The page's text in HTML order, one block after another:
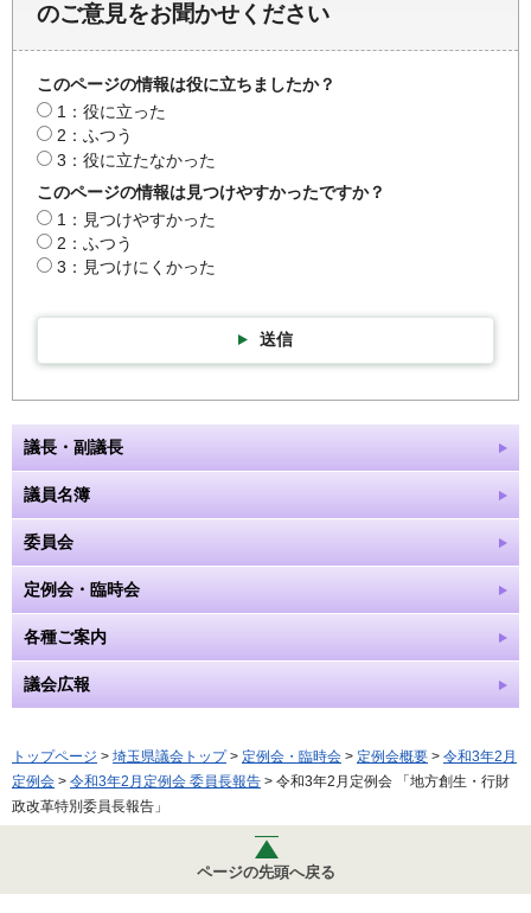
のご意見をお聞かせください
このページの情報は役に立ちましたか？
1：役に立った
2：ふつう
3：役に立たなかった
このページの情報は見つけやすかったですか？
1：見つけやすかった
2：ふつう
3：見つけにくかった
送信
議長・副議長
議員名簿
委員会
定例会・臨時会
各種ご案内
議会広報
トップページ > 埼玉県議会トップ> 定例会・臨時会 > 定例会概要 > 令和3年2月
定例会 > 令和3年2月定例会 委員長報告 > 令和3年2月定例会 「地方創生・行財
政改革特別委員長報告」
ページの先頭へ戻る